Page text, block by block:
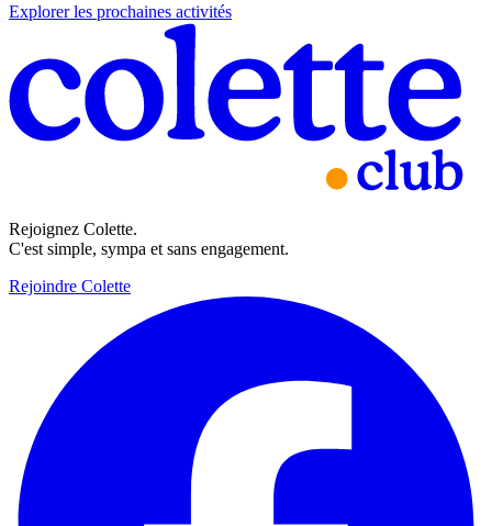
Explorer les prochaines activités
Rejoignez Colette.
C'est simple, sympa et sans engagement.
Rejoindre Colette